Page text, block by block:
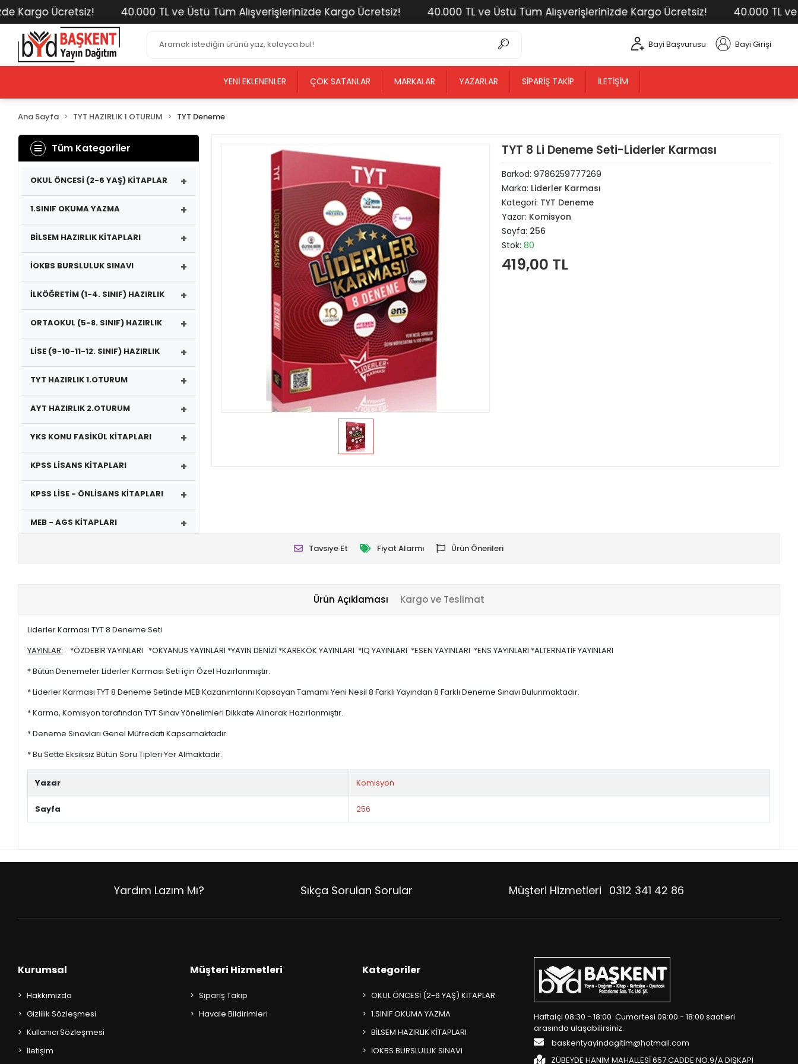
Kargo Ücretsiz! 40.000 TL ve Üstü Tüm Alışverişlerinizde Kargo Ücretsiz! 40.000 TL ve Üstü Tüm Alışverişlerinizde Kargo Ücretsiz! 40.000 TL ve
Bayi Başvurusu Bayi Girişi
YENI EKLENENLER ÇOK SATANLAR MARKALAR YAZARLAR SIPARIŞ TAKIP İLETIŞIM
Ana Sayfa TYT HAZIRLIK 1.OTURUM TYT Deneme
Tüm Kategoriler
OKUL ÖNCESİ (2-6 YAŞ) KİTAPLAR +
1.SINIF OKUMA YAZMA +
BİLSEM HAZIRLIK KİTAPLARI +
İOKBS BURSLULUK SINAVI +
İLKÖĞRETİM (1-4. SINIF) HAZIRLIK +
ORTAOKUL (5-8. SINIF) HAZIRLIK +
LİSE (9-10-11-12. SINIF) HAZIRLIK +
TYT HAZIRLIK 1.OTURUM +
AYT HAZIRLIK 2.OTURUM +
YKS KONU FASİKÜL KİTAPLARI +
KPSS LİSANS KİTAPLARI +
KPSS LİSE - ÖNLİSANS KİTAPLARI +
MEB - AGS KİTAPLARI +
YDS - YÖKDİL HAZIRLIK KİTAPLARI
YÖS KİTAPLARI
DHBT HAZIRLIK KİTAPLARI
SPK HAZIRLIK KİTAPLARI
ÜNİVERSİTE DERS KİTAPLARI +
+
MANGA - ÇİZGİ ROMAN
FUTBOL - SPORCU KİTAPLARI
HOBİ - BULMACA KİTAPLARI
BOYAMA - MANDALA KİTAPLARI
TYT 8 Li Deneme Seti-Liderler Karması
Barkod: 9786259777269
Marka: Liderler Karması
Kategori: TYT Deneme
Yazar: Komisyon
Sayfa: 256
Stok: 80
419,00 TL
Tavsiye Et Fiyat Alarmı Ürün Önerileri
Ürün Açıklaması Kargo ve Teslimat
Liderler Karması TYT 8 Deneme Seti
YAYINLAR: *ÖZDEBİR YAYINLARI *OKYANUS YAYINLARI *YAYIN DENİZİ *KAREKÖK YAYINLARI *IQ YAYINLARI *ESEN YAYINLARI *ENS YAYINLARI *ALTERNATİF YAYINLARI
* Bütün Denemeler Liderler Karması Seti için Özel Hazırlanmıştır.
* Liderler Karması TYT 8 Deneme Setinde MEB Kazanımlarını Kapsayan Tamamı Yeni Nesil 8 Farklı Yayından 8 Farklı Deneme Sınavı Bulunmaktadır.
* Karma, Komisyon tarafından TYT Sınav Yönelimleri Dikkate Alınarak Hazırlanmıştır.
* Deneme Sınavları Genel Müfredatı Kapsamaktadır.
* Bu Sette Eksiksiz Bütün Soru Tipleri Yer Almaktadır.
Yazar Komisyon
Sayfa 256
Yardım Lazım Mı? Sıkça Sorulan Sorular Müşteri Hizmetleri 0312 341 42 86
Kurumsal
Hakkımızda
Gizlilik Sözleşmesi
Kullanıcı Sözleşmesi
İletişim
Müşteri Hizmetleri
Sipariş Takip
Havale Bildirimleri
Kategoriler
OKUL ÖNCESİ (2-6 YAŞ) KİTAPLAR
1.SINIF OKUMA YAZMA
BİLSEM HAZIRLIK KİTAPLARI
İOKBS BURSLULUK SINAVI
Haftaiçi 08:30 - 18:00 Cumartesi 09:00 - 18:00 saatleri
arasında ulaşabilirsiniz.
baskentyayindagitim@hotmail.com
ZÜBEYDE HANIM MAHALLESİ 657.CADDE NO:9/A DIŞKAPI